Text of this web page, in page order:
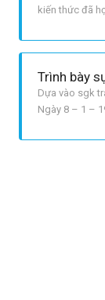
kiến thức đã
chế tập trung
Dựa vào sgk
Ngày 8 – 1 –
nghĩa ở châu